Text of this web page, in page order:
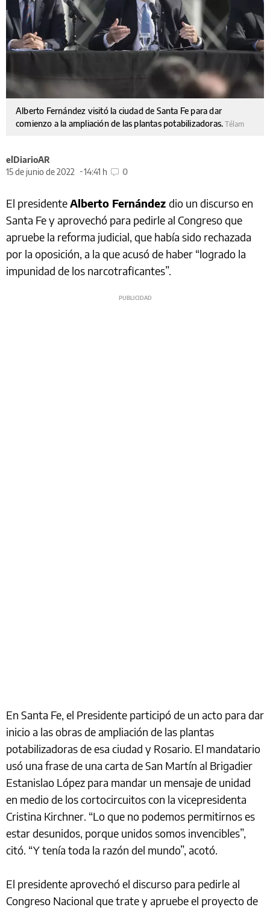
Alberto Fernández visitó la ciudad de Santa Fe para dar
comienzo a la ampliación de las plantas potabilizadoras.Télam
elDiarioAR
15 de junio de 2022
14:41 h 0
El presidenteAlberto Fernández dio un discurso en
Santa Fe y aprovechó para pedirle al Congreso que
apruebe la reforma judicial, que había sido rechazada
por la oposición, a la que acusó de haber “logrado la
impunidad de los narcotraficantes”.
En Santa Fe, el Presidente participó de un acto para dar
inicio a las obras de ampliación de las plantas
potabilizadoras de esa ciudad y Rosario. El mandatario
usó una frase de una carta de San Martín al Brigadier
Estanislao López para mandar un mensaje de unidad
en medio de los cortocircuitos con la vicepresidenta
Cristina Kirchner. “Lo que no podemos permitirnos es
estar desunidos, porque unidos somos invencibles”,
citó. “Y tenía toda la razón del mundo”, acotó.
El presidente aprovechó el discurso para pedirle al
Congreso Nacional que trate y apruebe el proyecto de